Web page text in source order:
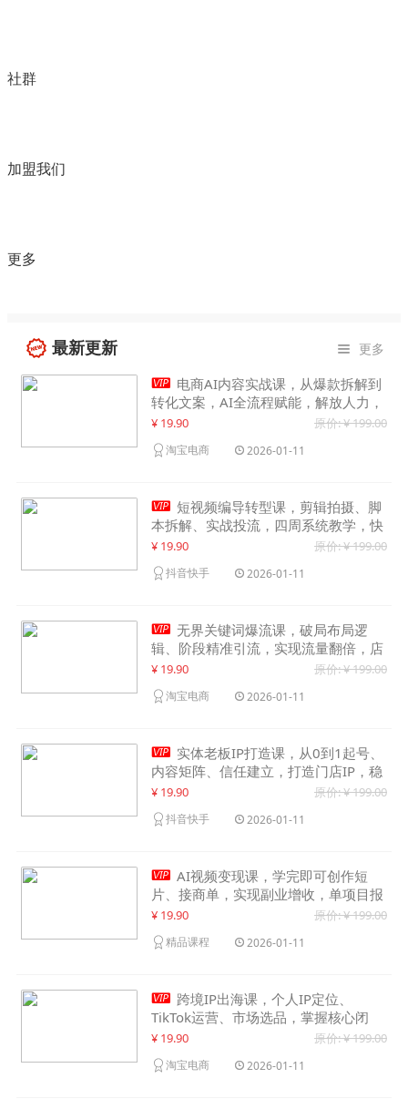
社群
加盟我们
更多
最新更新  更多
 电商AI内容实战课，从爆款拆解到
转化文案，AI全流程赋能，解放人力，
单月节省内容成本数万元
¥ 19.90 原价: ¥ 199.00
淘宝电商 2026-01-11
 短视频编导转型课，剪辑拍摄、脚
本拆解、实战投流，四周系统教学，快
速入行月入2w+
¥ 19.90 原价: ¥ 199.00
抖音快手 2026-01-11
 无界关键词爆流课，破局布局逻
辑、阶段精准引流，实现流量翻倍，店
铺业绩增长50%+
¥ 19.90 原价: ¥ 199.00
淘宝电商 2026-01-11
 实体老板IP打造课，从0到1起号、
内容矩阵、信任建立，打造门店IP，稳
定获客增收
¥ 19.90 原价: ¥ 199.00
抖音快手 2026-01-11
 AI视频变现课，学完即可创作短
片、接商单，实现副业增收，单项目报
价可达千元
¥ 19.90 原价: ¥ 199.00
精品课程 2026-01-11
 跨境IP出海课，个人IP定位、
TikTok运营、市场选品，掌握核心闭
环，实现月入1万美金+
¥ 19.90 原价: ¥ 199.00
淘宝电商 2026-01-11